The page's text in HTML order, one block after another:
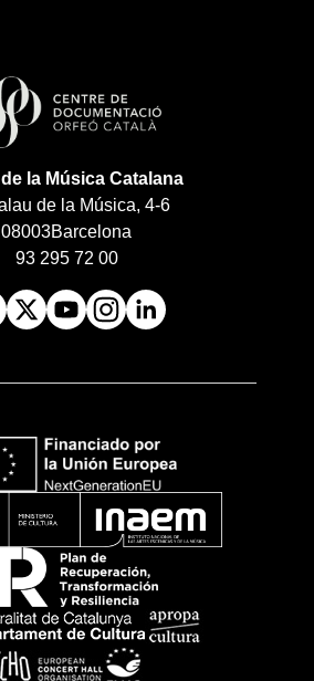
la Música Catalana
de la Música, 4-6
08003Barcelona
93 295 72 00